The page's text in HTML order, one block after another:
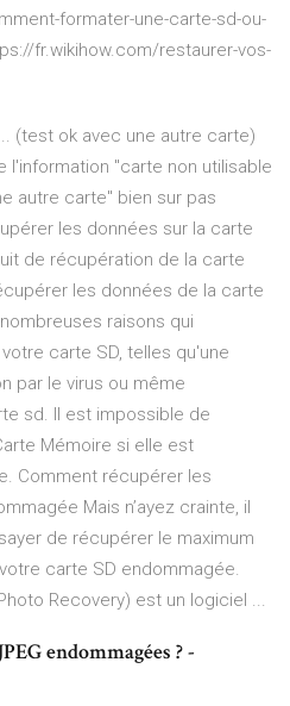
formater-une-carte-sd-ou-
fr.wikihow.com/restaurer-vos-
(test ok avec une autre carte)
l'information "carte non utilisable
autre carte" bien sur pas
les données sur la carte
de récupération de la carte
les données de la carte
raisons qui
carte SD, telles qu'une
par le virus ou même
sd. Il est impossible de
Mémoire si elle est
Comment récupérer les
Mais n’ayez crainte, il
de récupérer le maximum
carte SD endommagée.
Recovery) est un logiciel ...
endommagées ? -